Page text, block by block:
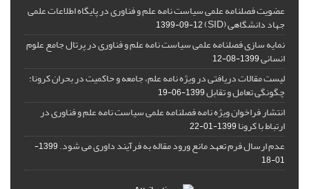
عضویت فصلنامه علمی سیاست نامه علم و فناوری در پایگاه اطلاعات علمی
جهاد دانشگاهی (SID) 1399-09-12
نمایه سازی فصلنامه علمی سیاست نامه علم و فناوری در پرتال جامع علوم
انسانی1399-08-12
لیست مقالات دریافتی در ویژه نامه علم، جامعه و حاکمیت در بحران کرونا:
چگونگی تعامل و تقابل1399-06-19
انتشار فراخوان ویژه‏ نامه فصلنامه علمی سیاست نامه علم و فناوری در
ارتباط با کرونا1399-01-22
عدم ارسال فرم تعهد مانع ورود مقاله به فرآیند داوری می شود.
1399-
01-18